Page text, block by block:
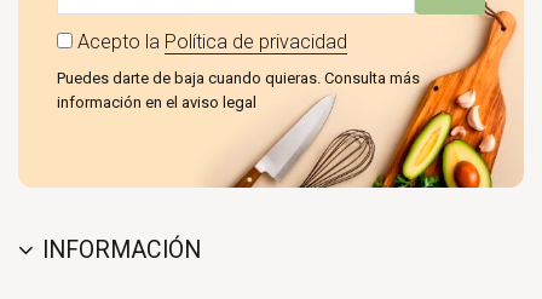
Acepto la Política de privacidad
Puedes darte de baja cuando quieras. Consulta más
información en el aviso legal
INFORMACIÓN